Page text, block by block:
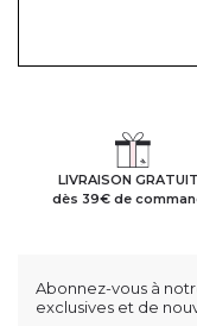
LIVRAISON
dès 39€ de
Abonnez-vous à
exclusives et de